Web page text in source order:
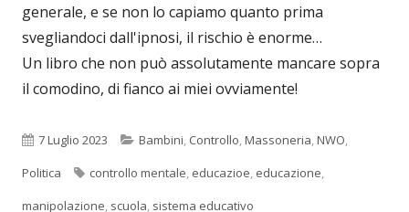
generale, e se non lo capiamo quanto prima
svegliandoci dall'ipnosi, il rischio è enorme…
Un libro che non può assolutamente mancare sopra
il comodino, di fianco ai miei ovviamente!
Pubblicato
7 Luglio 2023 Categorie
Bambini, Controllo,Massoneria,NWO,
Politica
Tag
controllo mentale, educazioe, educazione,
manipolazione, scuola, sistema educativo